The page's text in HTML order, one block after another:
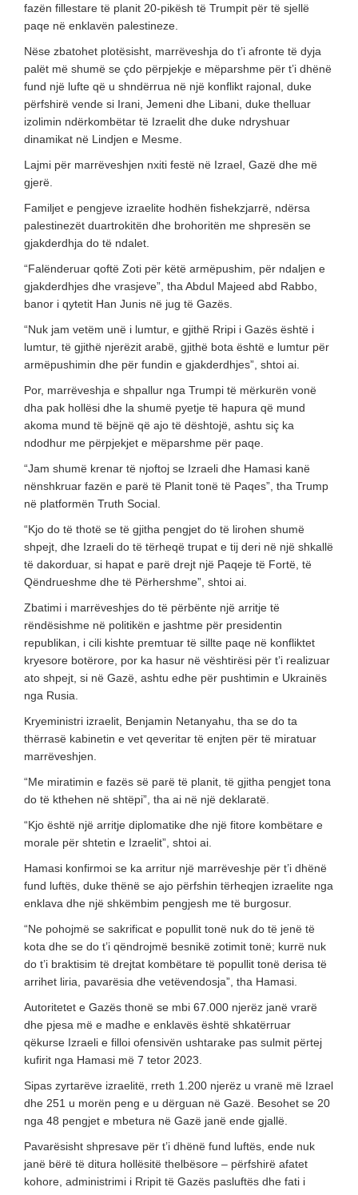
fazën fillestare të planit 20-pikësh të Trumpit për të sjellë
paqe në enklavën palestineze.
Nëse zbatohet plotësisht, marrëveshja do t’i afronte të dyja
palët më shumë se çdo përpjekje e mëparshme për t’i dhënë
fund një lufte që u shndërrua në një konflikt rajonal, duke
përfshirë vende si Irani, Jemeni dhe Libani, duke thelluar
izolimin ndërkombëtar të Izraelit dhe duke ndryshuar
dinamikat në Lindjen e Mesme.
Lajmi për marrëveshjen nxiti festë në Izrael, Gazë dhe më
gjerë.
Familjet e pengjeve izraelite hodhën fishekzjarrë, ndërsa
palestinezët duartrokitën dhe brohoritën me shpresën se
gjakderdhja do të ndalet.
“Falënderuar qoftë Zoti për këtë armëpushim, për ndaljen e
gjakderdhjes dhe vrasjeve”, tha Abdul Majeed abd Rabbo,
banor i qytetit Han Junis në jug të Gazës.
“Nuk jam vetëm unë i lumtur, e gjithë Rripi i Gazës është i
lumtur, të gjithë njerëzit arabë, gjithë bota është e lumtur për
armëpushimin dhe për fundin e gjakderdhjes”, shtoi ai.
Por, marrëveshja e shpallur nga Trumpi të mërkurën vonë
dha pak hollësi dhe la shumë pyetje të hapura që mund
akoma mund të bëjnë që ajo të dështojë, ashtu siç ka
ndodhur me përpjekjet e mëparshme për paqe.
“Jam shumë krenar të njoftoj se Izraeli dhe Hamasi kanë
nënshkruar fazën e parë të Planit tonë të Paqes”, tha Trump
në platformën Truth Social.
“Kjo do të thotë se të gjitha pengjet do të lirohen shumë
shpejt, dhe Izraeli do të tërheqë trupat e tij deri në një shkallë
të dakorduar, si hapat e parë drejt një Paqeje të Fortë, të
Qëndrueshme dhe të Përhershme”, shtoi ai.
Zbatimi i marrëveshjes do të përbënte një arritje të
rëndësishme në politikën e jashtme për presidentin
republikan, i cili kishte premtuar të sillte paqe në konfliktet
kryesore botërore, por ka hasur në vështirësi për t’i realizuar
ato shpejt, si në Gazë, ashtu edhe për pushtimin e Ukrainës
nga Rusia.
Kryeministri izraelit, Benjamin Netanyahu, tha se do ta
thërrasë kabinetin e vet qeveritar të enjten për të miratuar
marrëveshjen.
“Me miratimin e fazës së parë të planit, të gjitha pengjet tona
do të kthehen në shtëpi”, tha ai në një deklaratë.
“Kjo është një arritje diplomatike dhe një fitore kombëtare e
morale për shtetin e Izraelit”, shtoi ai.
Hamasi konfirmoi se ka arritur një marrëveshje për t’i dhënë
fund luftës, duke thënë se ajo përfshin tërheqjen izraelite nga
enklava dhe një shkëmbim pengjesh me të burgosur.
“Ne pohojmë se sakrificat e popullit tonë nuk do të jenë të
kota dhe se do t’i qëndrojmë besnikë zotimit tonë; kurrë nuk
do t’i braktisim të drejtat kombëtare të popullit tonë derisa të
arrihet liria, pavarësia dhe vetëvendosja”, tha Hamasi.
Autoritetet e Gazës thonë se mbi 67.000 njerëz janë vrarë
dhe pjesa më e madhe e enklavës është shkatërruar
qëkurse Izraeli e filloi ofensivën ushtarake pas sulmit përtej
kufirit nga Hamasi më 7 tetor 2023.
Sipas zyrtarëve izraelitë, rreth 1.200 njerëz u vranë më Izrael
dhe 251 u morën peng e u dërguan në Gazë. Besohet se 20
nga 48 pengjet e mbetura në Gazë janë ende gjallë.
Pavarësisht shpresave për t’i dhënë fund luftës, ende nuk
janë bërë të ditura hollësitë thelbësore – përfshirë afatet
kohore, administrimi i Rripit të Gazës pasluftës dhe fati i